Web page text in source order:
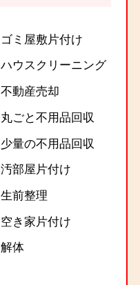
ゴミ屋敷片付け
ハウスクリーニング
不動産売却
丸ごと不用品回収
少量の不用品回収
汚部屋片付け
生前整理
空き家片付け
解体